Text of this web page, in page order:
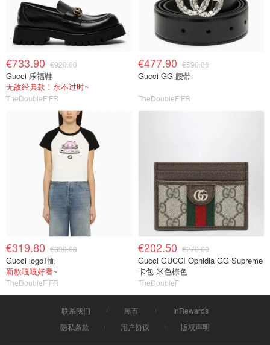
€733.90 €920.00
Gucci 乐福鞋
无敌经典款！永不过时~
TheDoubleF FR
€477.90 €590.00
Gucci GG 腰带
TheDoubleF FR
€319.80 €390.00
Gucci logoT恤
新款嘎嘎好看~
TheDoubleF FR
€202.50 €270.00
Gucci GUCCI Ophidia GG Supreme
卡包 米色棕色
TheDoubleF
联系我们 黑五
InRewards
隐私条款
用户协议 版权声明